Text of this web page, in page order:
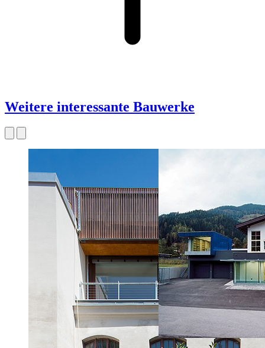
Weitere interessante Bauwerke